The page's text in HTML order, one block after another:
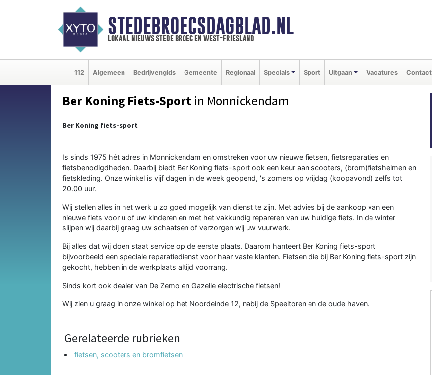
STEDEBROECSDAGBLAD.NL
lokaal nieuws stede broec en west-friesland
112 Algemeen Bedrijvengids Gemeente Regionaal Specials Sport Uitgaan Vacatures Contact
Ber Koning Fiets-Sport in Monnickendam
Ber Koning fiets-sport
Is sinds 1975 hét adres in Monnickendam en omstreken voor uw nieuwe fietsen, fietsreparaties en
fietsbenodigdheden. Daarbij biedt Ber Koning fiets-sport ook een keur aan scooters, (brom)fietshelmen en
fietskleding. Onze winkel is vijf dagen in de week geopend, 's zomers op vrijdag (koopavond) zelfs tot
20.00 uur.
Wij stellen alles in het werk u zo goed mogelijk van dienst te zijn. Met advies bij de aankoop van een
nieuwe fiets voor u of uw kinderen en met het vakkundig repareren van uw huidige fiets. In de winter
slijpen wij daarbij graag uw schaatsen of verzorgen wij uw vuurwerk.
Bij alles dat wij doen staat service op de eerste plaats. Daarom hanteert Ber Koning fiets-sport
bijvoorbeeld een speciale reparatiedienst voor haar vaste klanten. Fietsen die bij Ber Koning fiets-sport zijn
gekocht, hebben in de werkplaats altijd voorrang.
Sinds kort ook dealer van De Zemo en Gazelle electrische fietsen!
Wij zien u graag in onze winkel op het Noordeinde 12, nabij de Speeltoren en de oude haven.
Gerelateerde rubrieken
fietsen, scooters en bromfietsen